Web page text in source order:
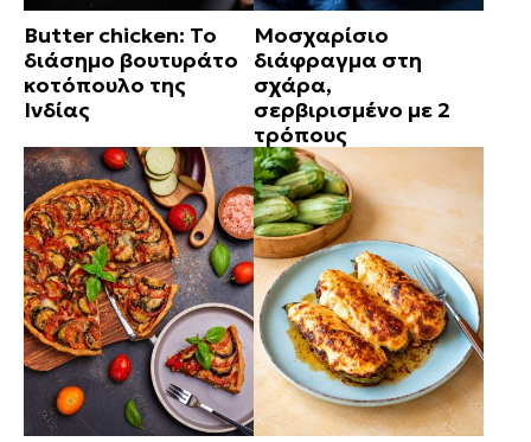
Butter chicken: Το
διάσημο βουτυράτο
κοτόπουλο της
Ινδίας
Μοσχαρίσιο
διάφραγμα στη
σχάρα,
σερβιρισμένο με 2
τρόπους